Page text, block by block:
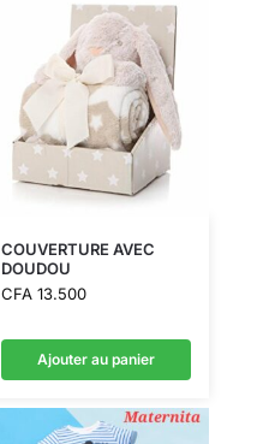
COUVERTURE AVEC
DOUDOU
CFA13.500
Ajouter au panier